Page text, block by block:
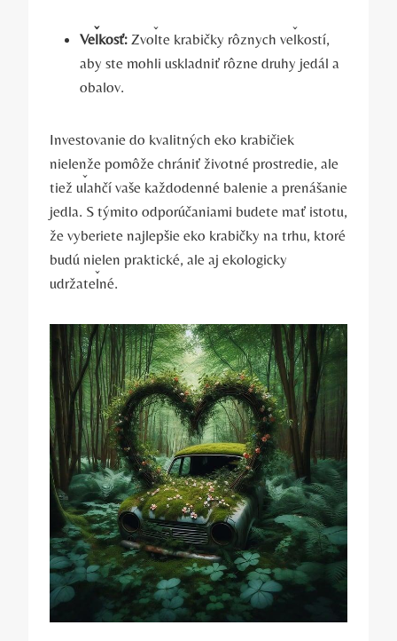
Veľkosť: Zvoľte krabičky rôznych veľkostí,
aby ste mohli uskladniť rôzne druhy jedál a
obalov.
Investovanie do kvalitných eko krabičiek
nielenže pomôže chrániť životné prostredie, ale
tiež uľahčí vaše každodenné balenie a prenášanie
jedla. S týmito odporúčaniami budete mať istotu,
že vyberiete najlepšie eko krabičky na trhu, ktoré
budú nielen praktické, ale aj ekologicky
udržateľné.